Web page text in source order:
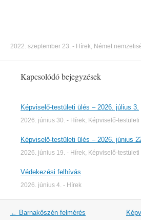
2022. szeptember 23. - Hírek, Német
Kapcsolódó bejegyzések
Képviselő-testületi ülés – 2026. július 3.
2026. június 30. - Hírek, Képviselő-
Képviselő-testületi ülés – 2026. június
2026. június 19. - Hírek, Képviselő-
Védekezési felhívás
2026. június 4. - Hírek
Post
← Barnakőszén felmérés